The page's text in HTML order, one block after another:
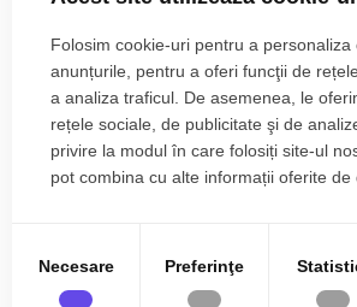
Climatizare:
Aer conditionat
Finisaje
Izolatii:Izolatie Exterior
Pereti:Vopsea lavabila, Var
Ferestre:
Ferestre PVC
Usa intrare:
Usa intrare Metal
Folosim cookie-uri pentru a personaliza
anunțurile, pentru a oferi funcţii de
a analiza traficul. De asemenea, le
rețele sociale, de publicitate şi de
privire la modul în care folosiți site-ul
pot combina cu alte informații oferite de
Necesare Preferinţe